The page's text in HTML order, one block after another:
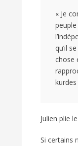
« Je
qu’il
chose
Julien plie
Si certains